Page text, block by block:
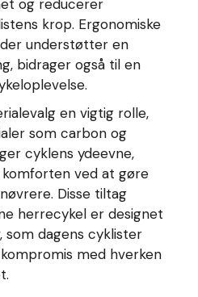
og reducerer
krop. Ergonomiske
understøtter en
bidrager også til en
en vigtig rolle,
som carbon og
cyklens ydeevne,
ved at gøre
Disse tiltag
herrecykel er designet
som dagens cyklister
med hverken